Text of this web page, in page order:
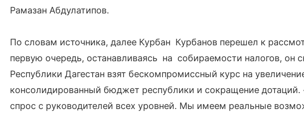
Рамазан Абдулатипов.
По словам источника, далее Курбан Курбанов перешел к
первую очередь, останавливаясь на собираемости налогов, он
Республики Дагестан взят бескомпромиссный курс на
консолидированный бюджет республики и сокращение дотаций.
спрос с руководителей всех уровней. Мы имеем реальные